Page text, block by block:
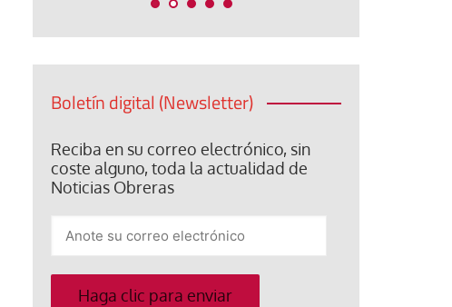
Boletín digital (Newsletter)
Reciba en su correo electrónico, sin
coste alguno, toda la actualidad de
Noticias Obreras
su
correo
electrónico
Haga clic para enviar